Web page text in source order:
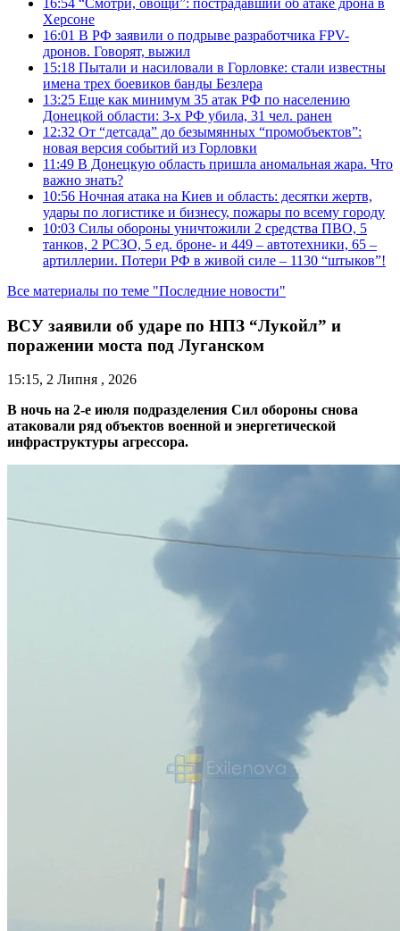
Херсоне
16:01 В РФ заявили о подрыве разработчика FPV-
дронов. Говорят, выжил
15:18 Пытали и насиловали в Горловке: стали известны
имена трех боевиков банды Безлера
13:25 Еще как минимум 35 атак РФ по населению
Донецкой области: 3-х РФ убила, 31 чел. ранен
12:32 От “детсада” до безымянных “промобъектов”:
новая версия событий из Горловки
11:49 В Донецкую область пришла аномальная жара. Что
важно знать?
10:56 Ночная атака на Киев и область: десятки жертв,
удары по логистике и бизнесу, пожары по всему городу
10:03 Силы обороны уничтожили 2 средства ПВО, 5
танков, 2 РСЗО, 5 ед. броне- и 449 – автотехники, 65 –
артиллерии. Потери РФ в живой силе – 1130 “штыков”!
Все материалы по теме "Последние новости"
ВСУ заявили об ударе по НПЗ “Лукойл” и
поражении моста под Луганском
15:15, 2 Липня , 2026
В ночь на 2-е июля подразделения Сил обороны снова
атаковали ряд объектов военной и энергетической
инфраструктуры агрессора.